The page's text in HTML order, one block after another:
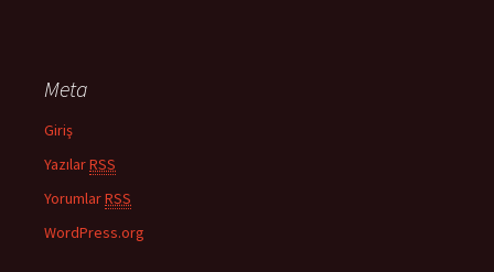
Meta
Giriş
YazılarRSS
YorumlarRSS
WordPress.org